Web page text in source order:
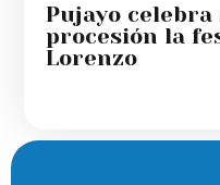
Pujayo celebra
procesión la
Lorenzo